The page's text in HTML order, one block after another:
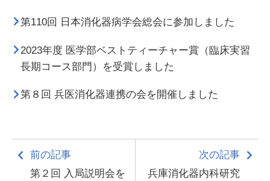
第110回 日本消化器病学会総会に参加しました
2023年度 医学部ベストティーチャー賞（臨床実習
長期コース部門）を受賞しました
第８回 兵医消化器連携の会を開催しました
前の記事
第２回 入局説明会を
次の記事
兵庫消化器内科研究